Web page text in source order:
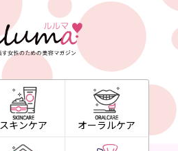
スキンケア オーラルケア